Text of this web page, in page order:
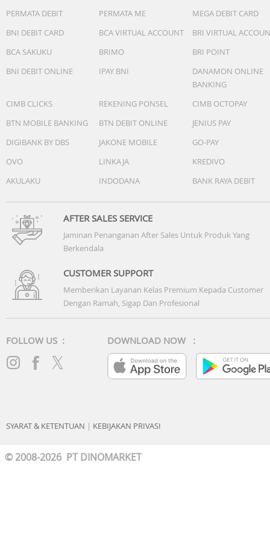
PERMATA DEBIT
PERMATA ME
MEGA DEBIT CARD
BNI DEBIT CARD
BCA VIRTUAL ACCOUNT
BRI VIRTUAL
BCA SAKUKU
BRIMO
BRI POINT
BNI DEBIT ONLINE
IPAY BNI
DANAMON ONLINE
BANKING
CIMB CLICKS
REKENING PONSEL
CIMB OCTOPAY
BTN MOBILE BANKING
BTN DEBIT ONLINE
JENIUS PAY
DIGIBANK BY DBS
JAKONE MOBILE
GO-PAY
OVO
LINKAJA
KREDIVO
AKULAKU
INDODANA BANK RAYA DEBIT
AFTER SALES SERVICE
Jaminan Penanganan After Sales Untuk Produk Yang
Berkendala
CUSTOMER SUPPORT
Memberikan Layanan Kelas Premium Kepada Customer
Dengan Ramah, Sigap Dan Profesional
FOLLOW US : DOWNLOAD NOW :
SYARAT & KETENTUAN | KEBIJAKAN PRIVASI
© 2008-2026 PT DINOMARKET